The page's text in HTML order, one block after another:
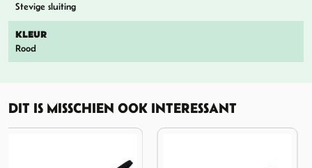
Stevige sluiting
KLEUR
Rood
DIT IS MISSCHIEN OOK INTERESSANT